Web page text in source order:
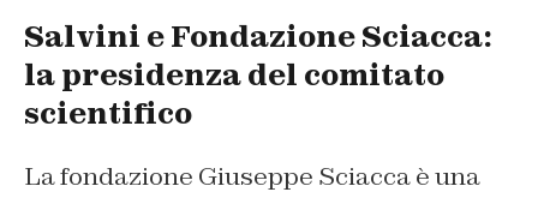
Salvini e Fondazione Sciacca:
la presidenza del comitato
scientifico
La fondazione Giuseppe Sciacca è una